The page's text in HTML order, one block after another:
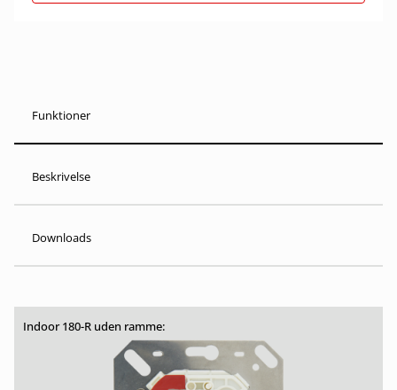
Funktioner
Beskrivelse
Downloads